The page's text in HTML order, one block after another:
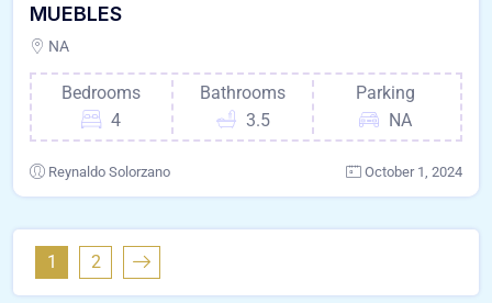
MUEBLES
NA
Bedrooms
4
Bathrooms
3.5
Parking
NA
Reynaldo Solorzano October 1, 2024
1 2